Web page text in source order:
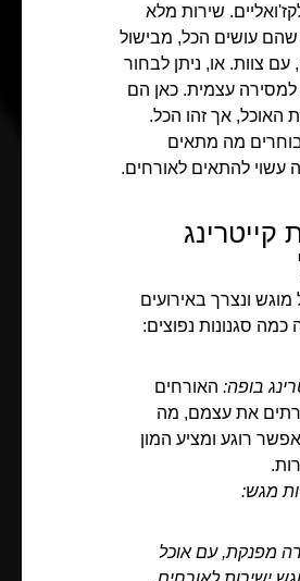
שירות מלא
עושים הכל, מבישול
עם צוות. או, ניתן לבחור
למסירה עצמית. כאן הם
האוכל, אך זהו הכל.
מה מתאים
עשוי להתאים לאורחים.
קייטרינג
מוגש ונצרך באירועים
כמה סגנונות נפוצים:
בופה: האורחים
את עצמם, מה
רוגע ומציע המון
מגש:
מפנקת, עם אוכל